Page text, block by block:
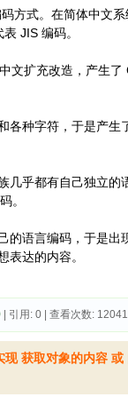
方式。在简体中文
JIS 编码。
文扩充改造，产生
各种字符，于是产
几乎都有自己独立的
。
的语言编码，于是出
表达的内容。
| 引用: 0 | 查看次数: 12041
获取对象的内容 或